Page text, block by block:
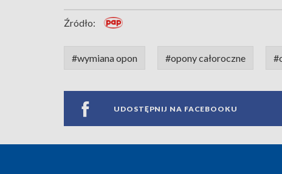
Źródło:
#wymiana opon #opony całoroczne
UDOSTĘPNIJ NA FACEBOOKU